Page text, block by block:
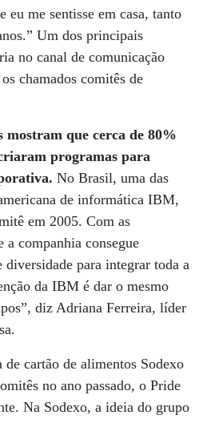
eu me sentisse em casa, tanto
Um dos principais
no canal de comunicação
chamados comitês de
mostram que cerca de 80%
programas para
No Brasil, uma das
de informática IBM,
em 2005. Com as
a companhia consegue
diversidade para integrar toda a
da IBM é dar o mesmo
diz Adriana Ferreira, líder
cartão de alimentos Sodexo
no ano passado, o Pride
Na Sodexo, a ideia do grupo